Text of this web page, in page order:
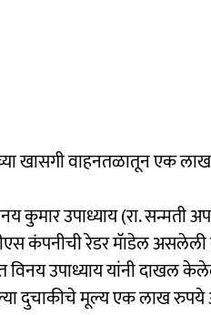
खासगी वाहनतळातून एक
कुमार उपाध्याय (रा. सन्मती
कंपनीची रेडर मॅाडेल
उपाध्याय यांनी दाखल
दुचाकीचे मूल्य एक लाख